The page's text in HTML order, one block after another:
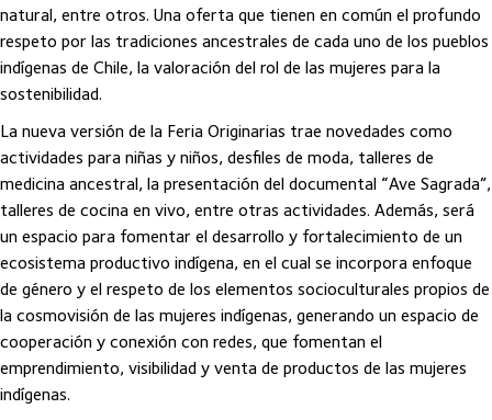
natural, entre otros. Una oferta que tienen en común el profundo
respeto por las tradiciones ancestrales de cada uno de los pueblos
indígenas de Chile, la valoración del rol de las mujeres para la
sostenibilidad.
La nueva versión de la Feria Originarias trae novedades como
actividades para niñas y niños, desfiles de moda, talleres de
medicina ancestral, la presentación del documental “Ave Sagrada”,
talleres de cocina en vivo, entre otras actividades. Además, será
un espacio para fomentar el desarrollo y fortalecimiento de un
ecosistema productivo indígena, en el cual se incorpora enfoque
de género y el respeto de los elementos socioculturales propios de
la cosmovisión de las mujeres indígenas, generando un espacio de
cooperación y conexión con redes, que fomentan el
emprendimiento, visibilidad y venta de productos de las mujeres
indígenas.